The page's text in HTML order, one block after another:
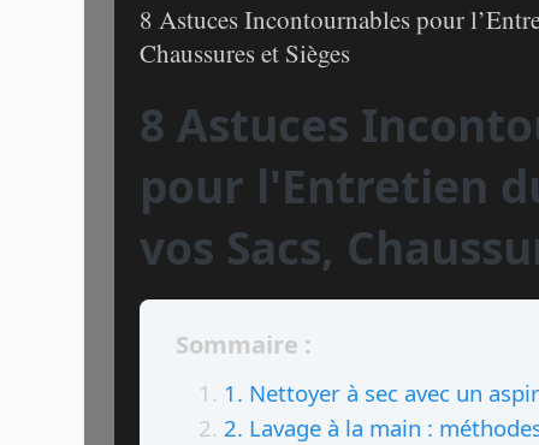
8 Astuces Incontournables pour
Chaussures et Sièges
8 Astuces
pour l'Entretien
vos Sacs,
Sommaire :
1. Nettoyer à sec avec un
2. Lavage à la main :